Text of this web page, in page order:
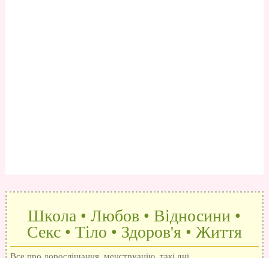
Школа • Любов • Відносини •
Секс • Тіло • Здоров'я • Життя